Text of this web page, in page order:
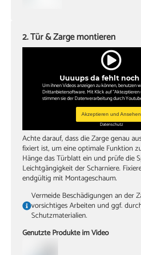
Uuuups da fehlt noch
Um ihnen Videos anzeigen zu können, benutzen
Drittanbietersoftware. Mit Klick auf "Aktezptieren
stimmen sie der Datenverarbeitung durch
Akzeptieren und Ansehen
Datenschutz
2. Tür & Zarge montieren
Achte darauf, dass die Zarge genau
fixiert ist, um eine optimale Funktion
Hänge das Türblatt ein und prüfe die
Leichtgängigkeit der Scharniere.
endgültig mit Montageschaum.
Vermeide Beschädigungen an der
vorsichtiges Arbeiten und ggf.
Schutzmaterialien.
Genutzte Produkte im Video